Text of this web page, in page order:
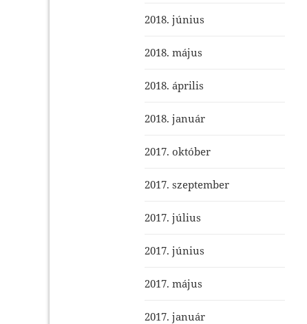
2018. június
2018. május
2018. április
2018. január
2017. október
2017. szeptember
2017. július
2017. június
2017. május
2017. január